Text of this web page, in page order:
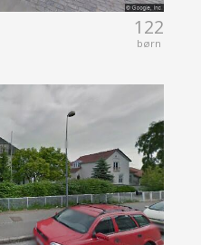
122
børn